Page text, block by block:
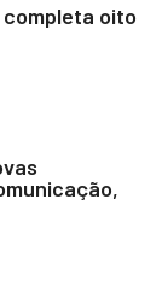
completa oito